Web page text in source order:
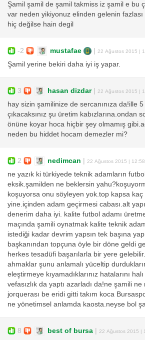
Şamil şamil de şamil takmiss iz şamil e bu
var neden yikiyonuz elinden gelenin fazlası
hiç değilse hain degil
-2 mustafae 22 Ağustos 2015 |
Şamil yerine bekiri daha iyi iş yapar.
3 hasan dizdar| 22 Ağustos 2015 |
hay sizin şamilinize de sercanınıza da!ille
çıkacaksınız şu üretim kabızlarına.ondan
önüne koyar hoca hiçbir şey olmamış
neden bu hiddet hocam demezler mi?
2 nedimcan 22 Ağustos 2015 | 12:58
ne yazık ki türkiyede teknik adamların
eksik.şamilden ne beklersin
koşuyorsa onu söyleyen yok.top kapsa kaç
yine.içinden adam geçirmesi cabası.alt
denerim daha iyi. kalite futbol adamı
maçında şamili oynatmak kalite teknik
istediği kadar devrim yapsın tek başına
başkanından topçuna öyle bir döne geldi
herkes tesadüfi başarılarla bir yere
ahmaklar şunu anlamalı yüceltip
eleştirmeye kıyamadıklarınız hatalarını
vefasızlık da yaptı azarladı da!ne şamili
jorquerası be eridi gitti takım koca
ne yönetimsel anlamda kaosta.neyse bol
8 best of bursa 22 Ağustos 2015 |